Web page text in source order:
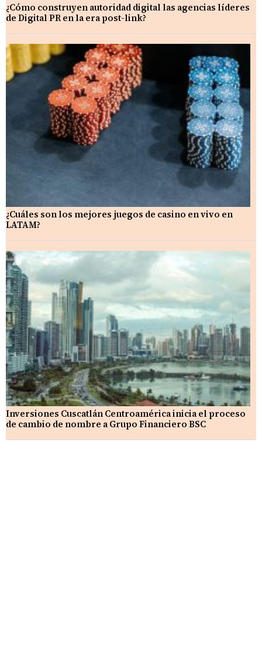
¿Cómo construyen autoridad digital las agencias líderes
de Digital PR en la era post-link?
¿Cuáles son los mejores juegos de casino en vivo en
LATAM?
Inversiones Cuscatlán Centroamérica inicia el proceso
de cambio de nombre a Grupo Financiero BSC